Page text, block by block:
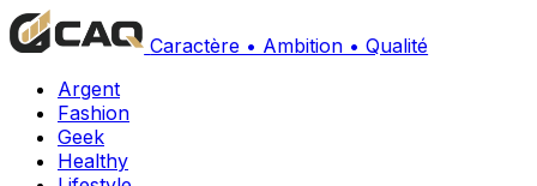
Caractère • Ambition • Qualité
Argent
Fashion
Geek
Healthy